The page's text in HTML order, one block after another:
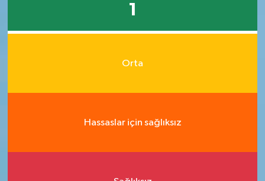
1
Orta
Hassaslar için sağlıksız